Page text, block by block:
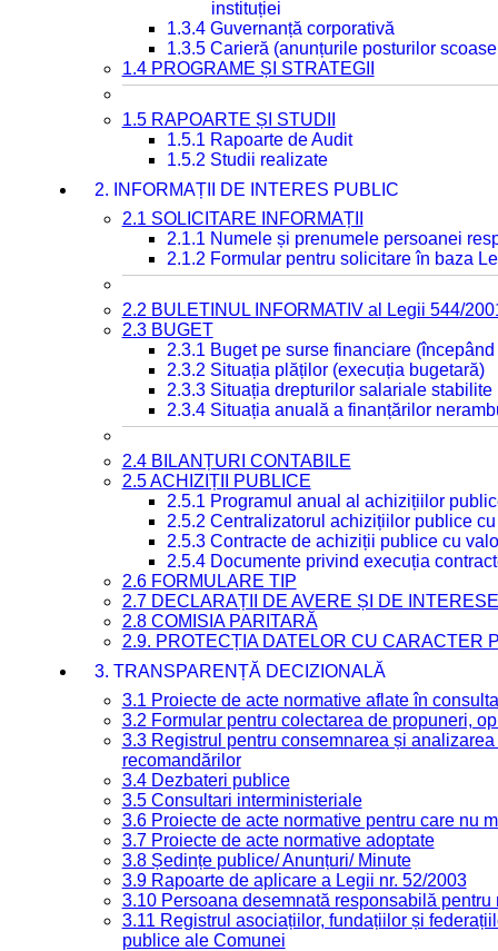
instituției
1.3.4 Guvernanță corporativă
1.3.5 Carieră (anunțurile posturilor
1.4 PROGRAME ȘI STRATEGII
1.5 RAPOARTE ȘI STUDII
1.5.1 Rapoarte de Audit
1.5.2 Studii realizate
2. INFORMAȚII DE INTERES PUBLIC
2.1 SOLICITARE INFORMAȚII
2.1.1 Numele și prenumele persoanei
2.1.2 Formular pentru solicitare în baza
2.2 BULETINUL INFORMATIV al Legii 544/
2.3 BUGET
2.3.1 Buget pe surse financiare
2.3.2 Situația plăților (execuția bugetară)
2.3.3 Situația drepturilor salariale
2.3.4 Situația anuală a finanțărilor
2.4 BILANȚURI CONTABILE
2.5 ACHIZIȚII PUBLICE
2.5.1 Programul anual al achizițiilor
2.5.2 Centralizatorul achizițiilor publice
2.5.3 Contracte de achiziții publice cu
2.5.4 Documente privind execuția
2.6 FORMULARE TIP
2.7 DECLARAȚII DE AVERE ȘI DE INTERESE
2.8 COMISIA PARITARĂ
2.9. PROTECȚIA DATELOR CU CARACTER
3. TRANSPARENȚĂ DECIZIONALĂ
3.1 Proiecte de acte normative aflate în
3.2 Formular pentru colectarea de propuneri,
3.3 Registrul pentru consemnarea și
recomandărilor
3.4 Dezbateri publice
3.5 Consultari interministeriale
3.6 Proiecte de acte normative pentru care nu
3.7 Proiecte de acte normative adoptate
3.8 Ședințe publice/ Anunțuri/ Minute
3.9 Rapoarte de aplicare a Legii nr. 52/2003
3.10 Persoana desemnată responsabilă
3.11 Registrul asociațiilor, fundațiilor și
publice ale Comunei